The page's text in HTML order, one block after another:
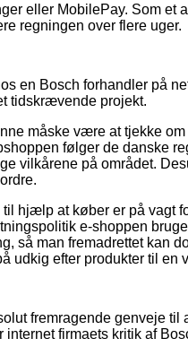
eller MobilePay. Som et
regningen over flere uger.
en Bosch forhandler på
tidskrævende projekt.
måske være at tjekke
følger de danske
vilkårene på området.
hjælp at køber er på vagt
e-shoppen
så man fremadrettet kan
udkig efter produkter til en
fremragende genveje
internet firmaets kritik af